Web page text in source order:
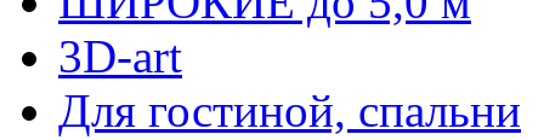
3D-art
Для гостиной, спальни